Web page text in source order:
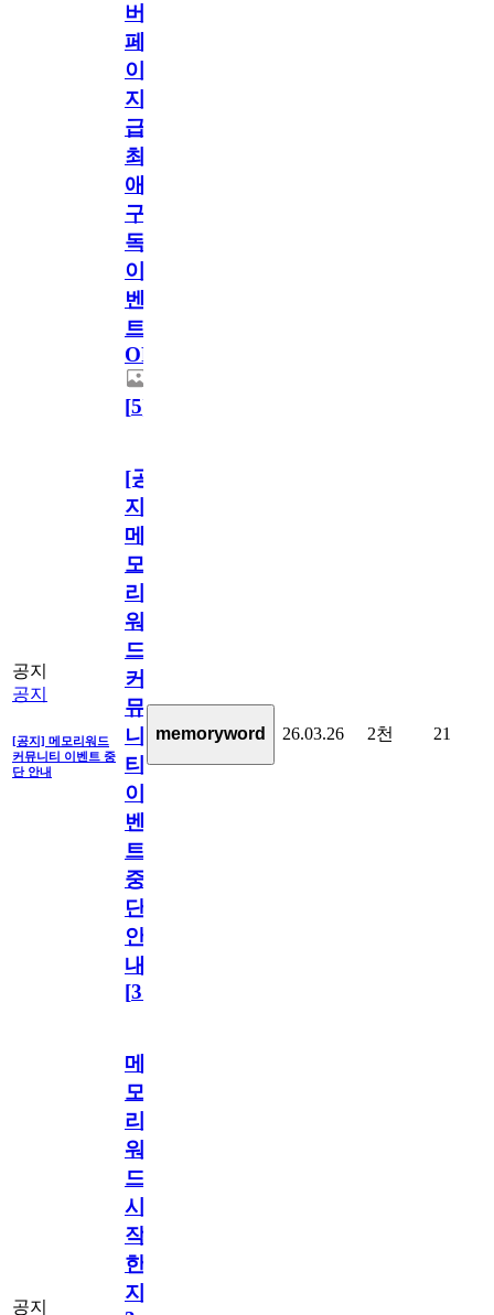
버
페
이
지
급!
최
애
구
독
이
벤
트
OPEN!
[5]
공지
공지
[공지] 메모리워드
커뮤니티 이벤트 중
단 안내
[공
지]
메
모
리
워
드
커
뮤
니
티
이
벤
트
중
단
안
내
[31
memoryword 26.03.26 2천 21
공지
메
모
리
워
드
시
작
한
지